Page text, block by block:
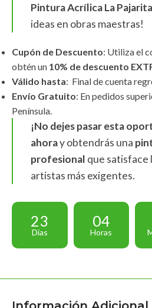
Pintura Acrílica La Pajarita
ideas en obras maestras!
Cupón de Descuento: Utiliza el
obtén un 10% de descuento
Válido hasta: Final de cuenta
Envío Gratuito: En pedidos
Península.
¡No dejes pasar esta
ahoray obtendrás una
profesional que satisface
artistas más exigentes.
23
Días
04
Horas